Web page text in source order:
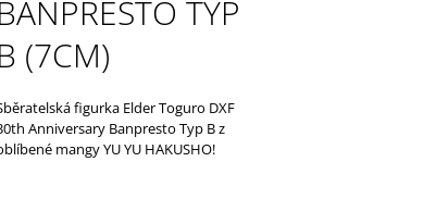
BANPRESTO TYP
B (7CM)
figurka Elder Toguro DXF
Anniversary Banpresto Typ B z
mangy YU YU HAKUSHO!